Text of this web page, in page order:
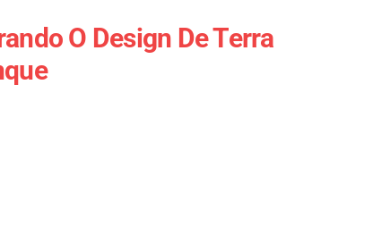
O Design De Terra